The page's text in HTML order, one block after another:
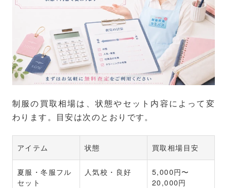
制服の買取相場は、状態やセット内容によって変
わります。目安は次のとおりです。
アイテム 状態 買取相場目安
夏服・冬服フル
セット
人気校・良好
5,000円〜
20,000円